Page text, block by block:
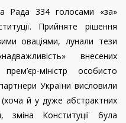
Рада 334 голосами «за»
Прийняте рішення
оваціями, лунали тези
внесених
міністр особисто
України висловили
й у дуже абстрактних
Конституції була